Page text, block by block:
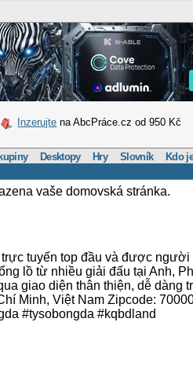
Inzerujte na AbcPráce.cz od 950 Kč
Desktopy Hry Slovník Kdo
vaše domovská stránka.
tuyến top đầu và được
lồ từ nhiều giải đấu tại Anh,
giao diện thân thiện, dễ
Minh, Việt Nam Zipcode:
#tysobongda #kqbdland